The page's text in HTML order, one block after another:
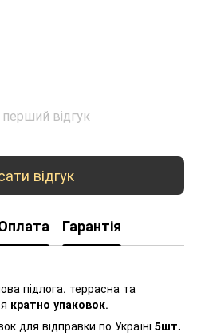
відгук
відгук
Гарантія
підлога, террасна та
кратно упаковок.
для відправки по Україні 5шт.